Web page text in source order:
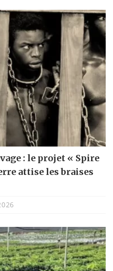
: le projet « Spire
attise les braises